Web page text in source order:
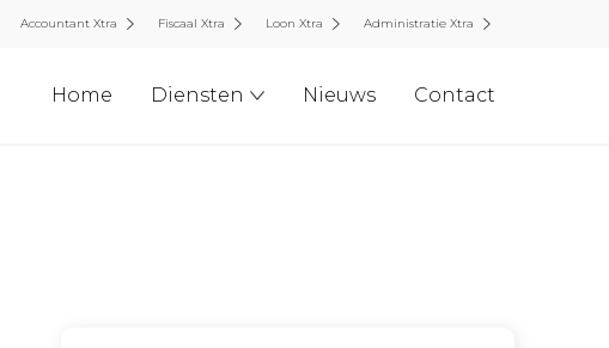
Accountant Xtra Fiscaal Xtra Loon Xtra Administratie Xtra
Home Diensten Nieuws Contact